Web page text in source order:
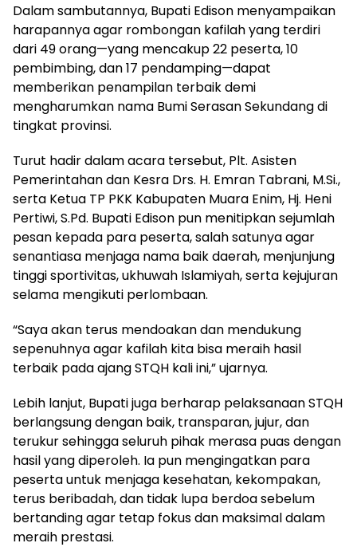
Dalam sambutannya, Bupati Edison menyampaikan
harapannya agar rombongan kafilah yang terdiri
dari 49 orang—yang mencakup 22 peserta, 10
pembimbing, dan 17 pendamping—dapat
memberikan penampilan terbaik demi
mengharumkan nama Bumi Serasan Sekundang di
tingkat provinsi.
Turut hadir dalam acara tersebut, Plt. Asisten
Pemerintahan dan Kesra Drs. H. Emran Tabrani, M.Si.,
serta Ketua TP PKK Kabupaten Muara Enim, Hj. Heni
Pertiwi, S.Pd. Bupati Edison pun menitipkan sejumlah
pesan kepada para peserta, salah satunya agar
senantiasa menjaga nama baik daerah, menjunjung
tinggi sportivitas, ukhuwah Islamiyah, serta kejujuran
selama mengikuti perlombaan.
“Saya akan terus mendoakan dan mendukung
sepenuhnya agar kafilah kita bisa meraih hasil
terbaik pada ajang STQH kali ini,” ujarnya.
Lebih lanjut, Bupati juga berharap pelaksanaan STQH
berlangsung dengan baik, transparan, jujur, dan
terukur sehingga seluruh pihak merasa puas dengan
hasil yang diperoleh. Ia pun mengingatkan para
peserta untuk menjaga kesehatan, kekompakan,
terus beribadah, dan tidak lupa berdoa sebelum
bertanding agar tetap fokus dan maksimal dalam
meraih prestasi.